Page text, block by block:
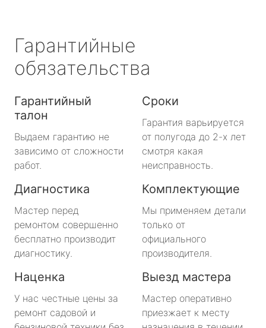
Гарантийные
обязательства
Гарантийный
талон
Выдаем гарантию не
зависимо от сложности
работ.
Сроки
Гарантия варьируется
от полугода до 2-х лет
смотря какая
неисправность.
Диагностика
Мастер перед
ремонтом совершенно
бесплатно производит
диагностику.
Комплектующие
Мы применяем детали
только от
официального
производителя.
Наценка
У нас честные цены за
ремонт садовой и
Выезд мастера
Мастер оперативно
приезжает к месту